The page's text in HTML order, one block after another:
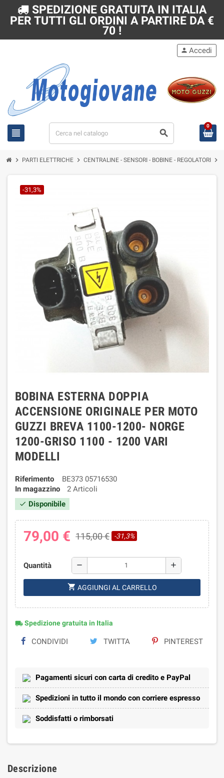
SPEDIZIONE GRATUITA IN ITALIA
PER TUTTI GLI ORDINI A PARTIRE DA €
70 !
view_headline search
person Accedi
0
chevron_right PARTI ELETTRICHE chevron_right CENTRALINE - SENSORI - BOBINE - REGOLATORI chevron_right
-31,3%
BOBINA ESTERNA DOPPIA
ACCENSIONE ORIGINALE PER MOTO
GUZZI BREVA 1100-1200- NORGE
1200-GRISO 1100 - 1200 VARI
MODELLI
Riferimento
BE373 05716530
In magazzino
2 Articoli
check Disponibile
79,00 € 115,00 € -31,3%
Quantità remove add
shopping_cart AGGIUNGI AL CARRELLO
local_shippingSpedizione gratuita in Italia
CONDIVIDI TWITTA PINTEREST
Pagamenti sicuri con carta di credito e PayPal
Spedizioni in tutto il mondo con corriere espresso
Soddisfatti o rimborsati
Descrizione